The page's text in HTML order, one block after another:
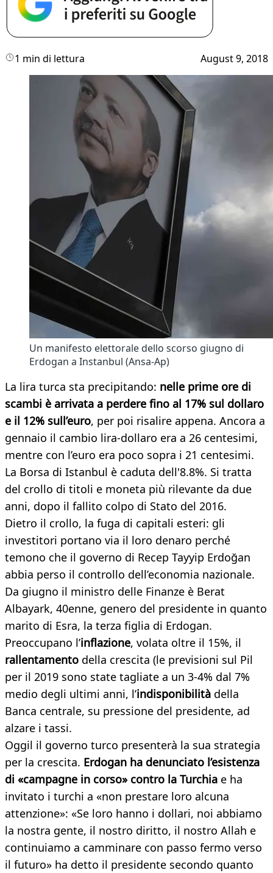
1 min di lettura August 9, 2018
Un manifesto elettorale dello scorso giugno di
Erdogan a Instanbul (Ansa-Ap)
La lira turca sta precipitando: nelle prime ore di
scambi è arrivata a perdere fino al 17% sul dollaro
e il 12% sull’euro, per poi risalire appena. Ancora a
gennaio il cambio lira-dollaro era a 26 centesimi,
mentre con l’euro era poco sopra i 21 centesimi.
La Borsa di Istanbul è caduta dell'8.8%. Si tratta
del crollo di titoli e moneta più rilevante da due
anni, dopo il fallito colpo di Stato del 2016.
Dietro il crollo, la fuga di capitali esteri: gli
investitori portano via il loro denaro perché
temono che il governo di Recep Tayyip Erdoğan
abbia perso il controllo dell’economia nazionale.
Da giugno il ministro delle Finanze è Berat
Albayark, 40enne, genero del presidente in quanto
marito di Esra, la terza figlia di Erdogan.
Preoccupano l’inflazione, volata oltre il 15%, il
rallentamento della crescita (le previsioni sul Pil
per il 2019 sono state tagliate a un 3-4% dal 7%
medio degli ultimi anni, l’indisponibilità della
Banca centrale, su pressione del presidente, ad
alzare i tassi.
Oggil il governo turco presenterà la sua strategia
per la crescita. Erdogan ha denunciato l’esistenza
di «campagne in corso» contro la Turchia e ha
invitato i turchi a «non prestare loro alcuna
attenzione»: «Se loro hanno i dollari, noi abbiamo
la nostra gente, il nostro diritto, il nostro Allah e
continuiamo a camminare con passo fermo verso
il futuro» ha detto il presidente secondo quanto